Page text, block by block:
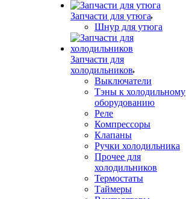
Запчасти для утюга
Шнур для утюга
Запчасти для
холодильников
Выключатели
Тэны к холодильному
оборудованию
Реле
Компрессоры
Клапаны
Ручки холодильника
Прочее для
холодильников
Термостаты
Таймеры